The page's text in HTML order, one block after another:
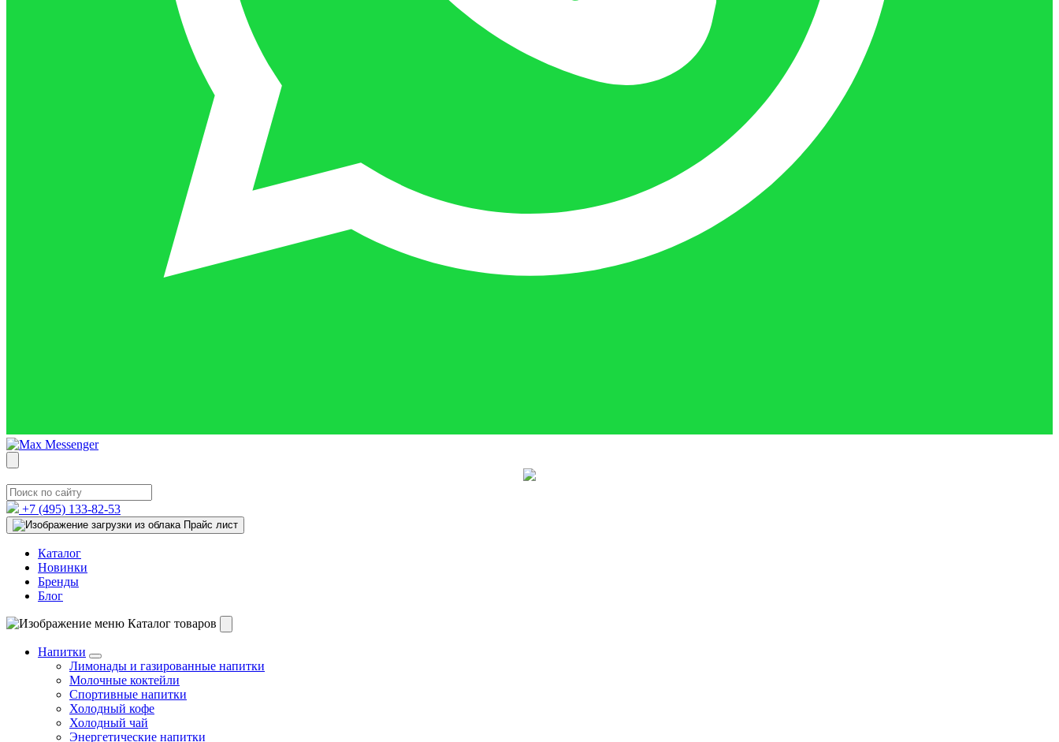
+7 (495) 133-82-53
Прайс лист
Каталог
Новинки
Бренды
Блог
Каталог товаров
Напитки
Лимонады и газированные напитки
Молочные коктейли
Спортивные напитки
Холодный кофе
Холодный чай
Энергетические напитки